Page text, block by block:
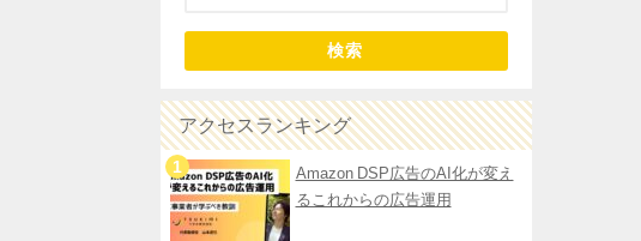
検索
アクセスランキング
Amazon DSP広告のAI化が変え
るこれからの広告運用